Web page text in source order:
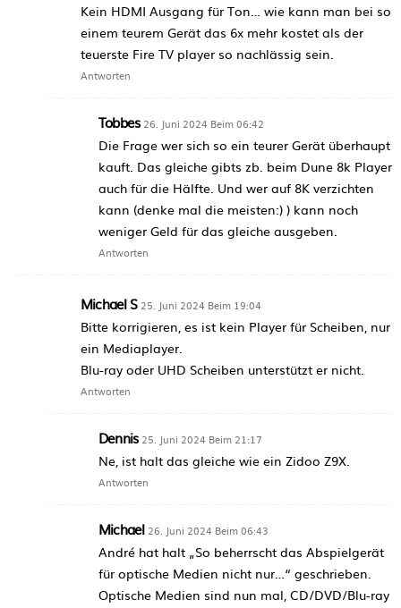
Kein HDMI Ausgang für Ton… wie kann man bei so
einem teurem Gerät das 6x mehr kostet als der
teuerste Fire TV player so nachlässig sein.
Antworten
Tobbes 26. Juni 2024 Beim 06:42
Die Frage wer sich so ein teurer Gerät überhaupt
kauft. Das gleiche gibts zb. beim Dune 8k Player
auch für die Hälfte. Und wer auf 8K verzichten
kann (denke mal die meisten:) ) kann noch
weniger Geld für das gleiche ausgeben.
Antworten
Michael S 25. Juni 2024 Beim 19:04
Bitte korrigieren, es ist kein Player für Scheiben, nur
ein Mediaplayer.
Blu-ray oder UHD Scheiben unterstützt er nicht.
Antworten
Dennis 25. Juni 2024 Beim 21:17
Ne, ist halt das gleiche wie ein Zidoo Z9X.
Antworten
Michael 26. Juni 2024 Beim 06:43
André hat halt „So beherrscht das Abspielgerät
für optische Medien nicht nur…“ geschrieben.
Optische Medien sind nun mal, CD/DVD/Blu-ray